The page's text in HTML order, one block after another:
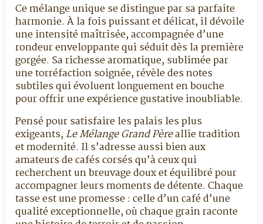
Ce mélange unique se distingue par sa parfaite
harmonie. À la fois puissant et délicat, il dévoile
une intensité maîtrisée, accompagnée d’une
rondeur enveloppante qui séduit dès la première
gorgée. Sa richesse aromatique, sublimée par
une torréfaction soignée, révèle des notes
subtiles qui évoluent longuement en bouche
pour offrir une expérience gustative inoubliable.
Pensé pour satisfaire les palais les plus
exigeants,Le Mélange Grand Pèreallie tradition
et modernité. Il s’adresse aussi bien aux
amateurs de cafés corsés qu’à ceux qui
recherchent un breuvage doux et équilibré pour
accompagner leurs moments de détente. Chaque
tasse est une promesse : celle d’un café d’une
qualité exceptionnelle, où chaque grain raconte